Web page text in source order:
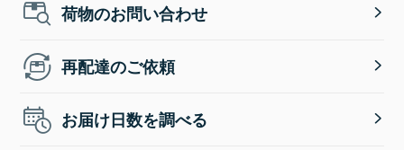
荷物のお問い合わせ
再配達のご依頼
お届け日数を調べる